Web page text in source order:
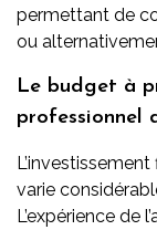
permettant de
ou
Le budget à
professionnel
varie
L’expérience de